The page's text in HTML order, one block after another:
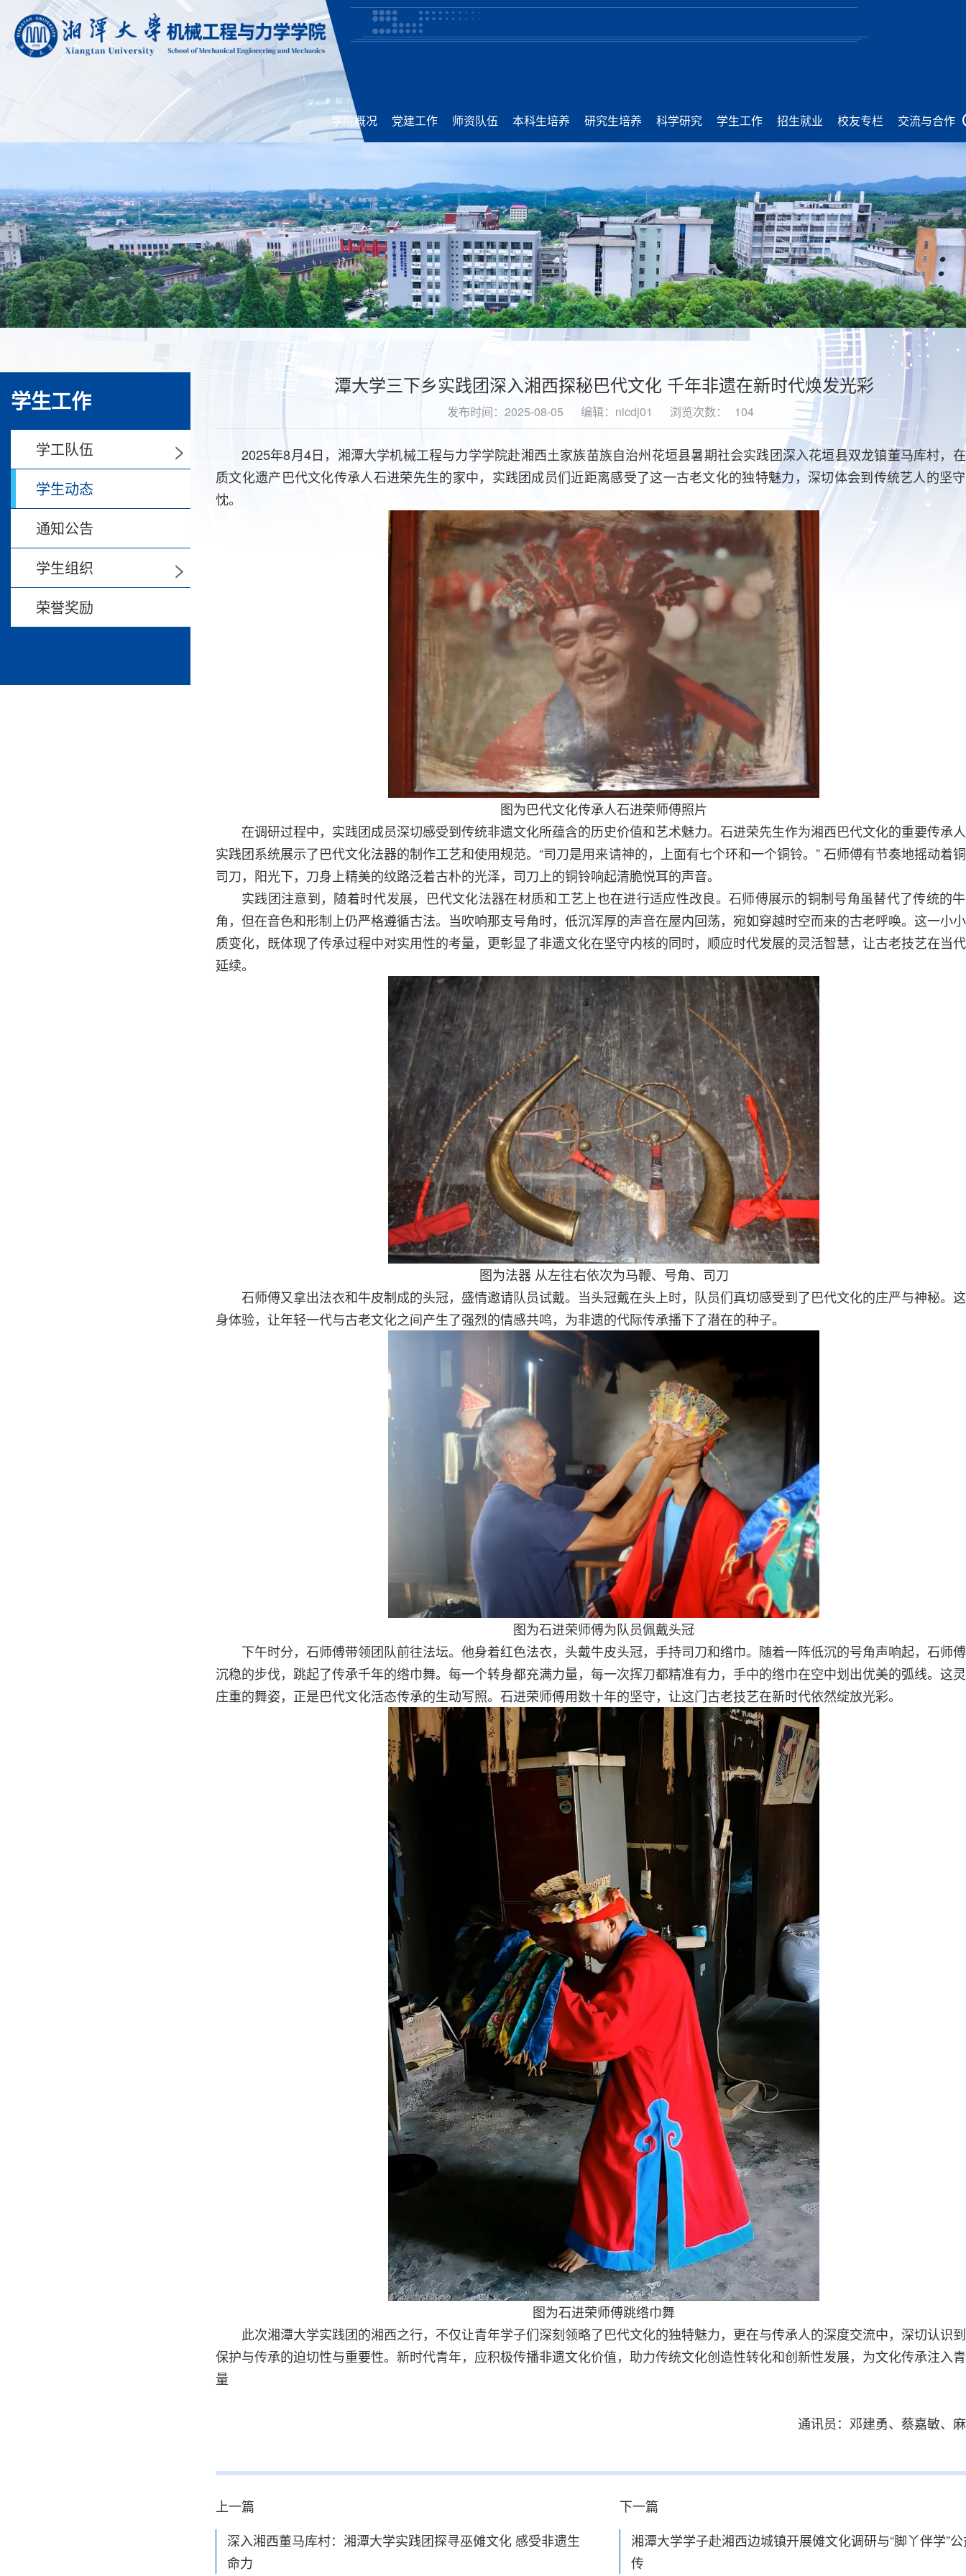
学院概况 党建工作 师资队伍 本科生培养 研究生培养 科学研究 学生工作 招生就业 校友专栏 交流与合作
学生工作
学工队伍 >
学生动态
通知公告
学生组织
>
荣誉奖励
潭大学三下乡实践团深入湘西探秘巴代文化 千年非遗在新时代焕发光彩
发布时间：2025-08-05 编辑：nicdj01 浏览次数： 104
2025年8月4日，湘潭大学机械工程与力学学院赴湘西土家族苗族自治州花垣县暑期社会实践团深入花垣县双龙镇董马库村，
质文化遗产巴代文化传承人石进荣先生的家中，实践团成员们近距离感受了这一古老文化的独特魅力，深切体会到传统艺人的坚
忱。
图为巴代文化传承人石进荣师傅照片
在调研过程中，实践团成员深切感受到传统非遗文化所蕴含的历史价值和艺术魅力。石进荣先生作为湘西巴代文化的重要传承
实践团系统展示了巴代文化法器的制作工艺和使用规范。“司刀是用来请神的，上面有七个环和一个铜铃。” 石师傅有节奏地摇动着
司刀，阳光下，刀身上精美的纹路泛着古朴的光泽，司刀上的铜铃响起清脆悦耳的声音。
实践团注意到，随着时代发展，巴代文化法器在材质和工艺上也在进行适应性改良。石师傅展示的铜制号角虽替代了传统的
角，但在音色和形制上仍严格遵循古法。当吹响那支号角时，低沉浑厚的声音在屋内回荡，宛如穿越时空而来的古老呼唤。这一小
质变化，既体现了传承过程中对实用性的考量，更彰显了非遗文化在坚守内核的同时，顺应时代发展的灵活智慧，让古老技艺在当
延续。
图为法器 从左往右依次为马鞭、号角、司刀
石师傅又拿出法衣和牛皮制成的头冠，盛情邀请队员试戴。当头冠戴在头上时，队员们真切感受到了巴代文化的庄严与神秘。
身体验，让年轻一代与古老文化之间产生了强烈的情感共鸣，为非遗的代际传承播下了潜在的种子。
图为石进荣师傅为队员佩戴头冠
下午时分，石师傅带领团队前往法坛。他身着红色法衣，头戴牛皮头冠，手持司刀和绺巾。随着一阵低沉的号角声响起，石师
沉稳的步伐，跳起了传承千年的绺巾舞。每一个转身都充满力量，每一次挥刀都精准有力，手中的绺巾在空中划出优美的弧线。这
庄重的舞姿，正是巴代文化活态传承的生动写照。石进荣师傅用数十年的坚守，让这门古老技艺在新时代依然绽放光彩。
图为石进荣师傅跳绺巾舞
此次湘潭大学实践团的湘西之行，不仅让青年学子们深刻领略了巴代文化的独特魅力，更在与传承人的深度交流中，深切认识
保护与传承的迫切性与重要性。新时代青年，应积极传播非遗文化价值，助力传统文化创造性转化和创新性发展，为文化传承注入
量
通讯员：邓建勇、蔡嘉敏、
上一篇
深入湘西董马库村：湘潭大学实践团探寻巫傩文化 感受非遗生
命力
下一篇
湘潭大学学子赴湘西边城镇开展傩文化调研与“脚丫伴学”
传